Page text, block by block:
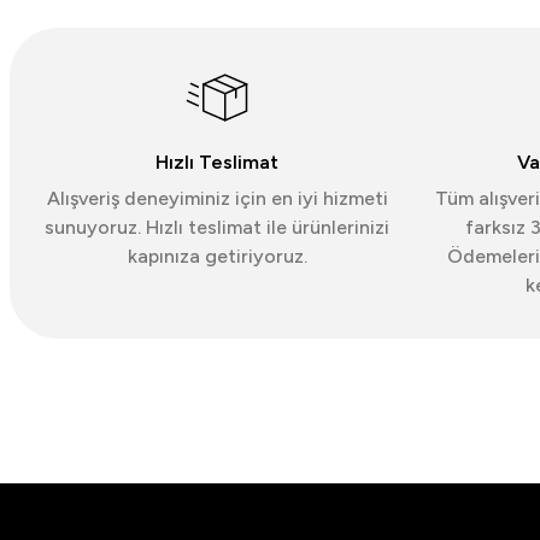
Sade gömleklerle ofis uyumu, triko-t-shirt
Hızlı Teslimat
Alışveriş deneyiminiz için en iyi hizmeti
sunuyoruz. Hızlı teslimat ile ürünlerinizi
kapınıza getiriyoruz.
Tüm
farksız